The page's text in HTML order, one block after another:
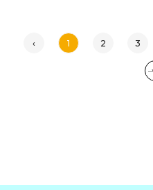
‹ 1 2 3